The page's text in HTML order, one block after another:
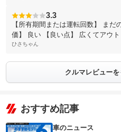
3.3
【所有期間または運転回数】 まだ
価】 良い 【良い点】 広くてアウト
ひさちゃん
クルマレビュー
おすすめ記事
車のニュース